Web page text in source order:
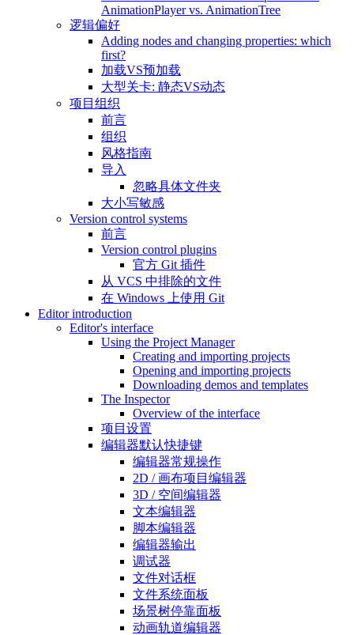
AnimationPlayer vs. AnimationTree
逻辑偏好
Adding nodes and changing properties: which
first?
加载VS预加载
大型关卡: 静态VS动态
项目组织
前言
组织
风格指南
导入
忽略具体文件夹
大小写敏感
Version control systems
前言
Version control plugins
官方 Git 插件
从 VCS 中排除的文件
在 Windows 上使用 Git
Editor introduction
Editor's interface
Using the Project Manager
Creating and importing projects
Opening and importing projects
Downloading demos and templates
The Inspector
Overview of the interface
项目设置
编辑器默认快捷键
编辑器常规操作
2D / 画布项目编辑器
3D / 空间编辑器
文本编辑器
脚本编辑器
编辑器输出
调试器
文件对话框
文件系统面板
场景树停靠面板
动画轨道编辑器